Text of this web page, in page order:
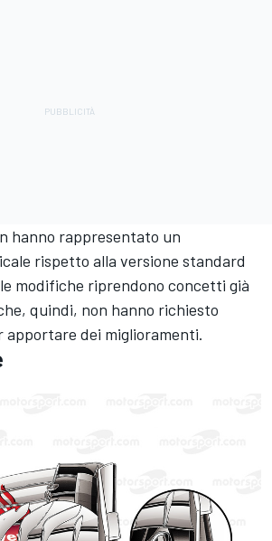
hanno rappresentato un
rispetto alla versione standard
modifiche riprendono concetti già
quindi, non hanno richiesto
apportare dei miglioramenti.